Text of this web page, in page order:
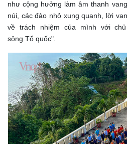
như cộng hưởng làm âm thanh
núi, các đảo nhỏ xung quanh, lời
về trách nhiệm của mình với
sông Tổ quốc".